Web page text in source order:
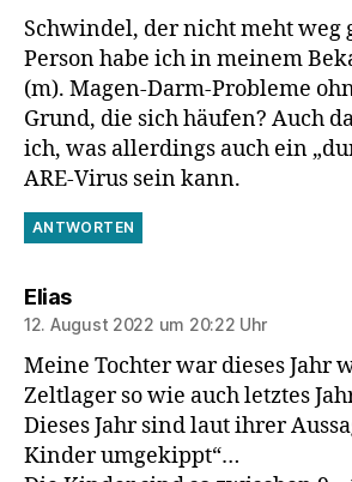
Schwindel, der nicht meht weg
Person habe ich in meinem
(m). Magen-Darm-Probleme
Grund, die sich häufen? Auch
ich, was allerdings auch ein
ARE-Virus sein kann.
ANTWORTEN
Eliassagt:
12. August 2022 um 20:22 Uhr
Meine Tochter war dieses Jahr
Zeltlager so wie auch letztes
Dieses Jahr sind laut ihrer
Kinder umgekippt“…